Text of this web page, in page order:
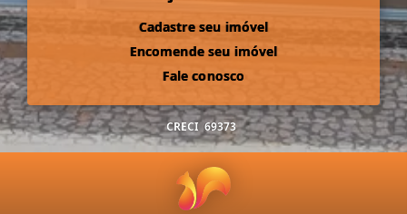
Cadastre seu imóvel
Encomende seu imóvel
Fale conosco
CRECI 69373